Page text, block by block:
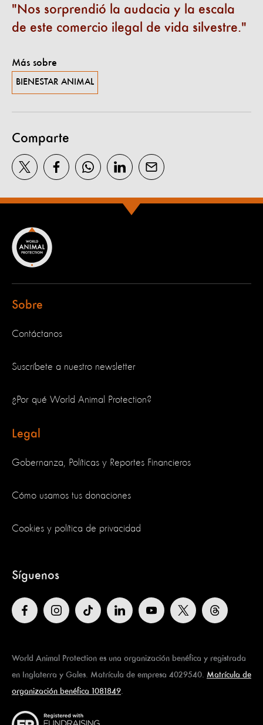
Nos sorprendió la audacia y la escala
de este comercio ilegal de vida silvestre.
Más sobre
BIENESTAR ANIMAL
Comparte
Sobre
Contáctanos
Suscríbete a nuestro newsletter
¿Por qué World Animal Protection?
Legal
Gobernanza, Políticas y Reportes Financieros
Cómo usamos tus donaciones
Cookies y política de privacidad
Síguenos
World Animal Protection es una organización benéfica y registrada
en Inglaterra y Gales. Matrícula de empresa 4029540. Matrícula de
organización benéfica 1081849